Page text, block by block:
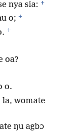
nya sia: +
o; +
+
oa?
o.
la, womate
ŋu agbɔ